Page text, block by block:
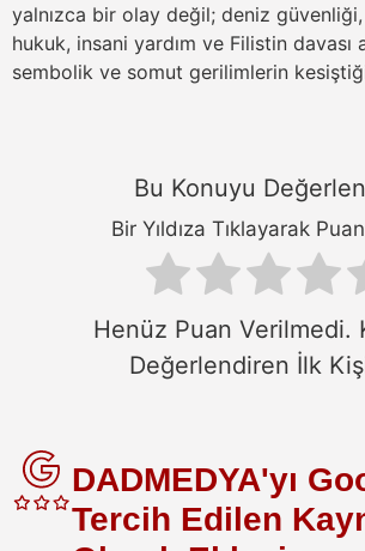
yalnızca bir olay değil; deniz güvenliği,
hukuk, insani yardım ve Filistin davası
sembolik ve somut gerilimlerin
Bu Konuyu
Bir Yıldıza Tıklayarak
Henüz Puan Verilmedi.
Değerlendiren İlk
DADMEDYA'yı
Tercih Edilen